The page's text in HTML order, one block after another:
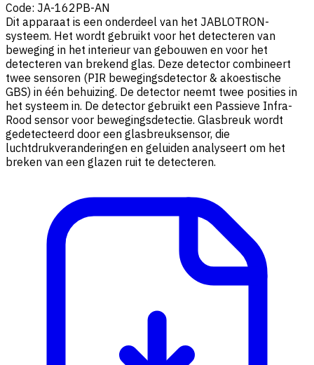
Code: JA-162PB-AN
Dit apparaat is een onderdeel van het JABLOTRON-
systeem. Het wordt gebruikt voor het detecteren van
beweging in het interieur van gebouwen en voor het
detecteren van brekend glas. Deze detector combineert
twee sensoren (PIR bewegingsdetector & akoestische
GBS) in één behuizing. De detector neemt twee posities in
het systeem in. De detector gebruikt een Passieve Infra-
Rood sensor voor bewegingsdetectie. Glasbreuk wordt
gedetecteerd door een glasbreuksensor, die
luchtdrukveranderingen en geluiden analyseert om het
breken van een glazen ruit te detecteren.